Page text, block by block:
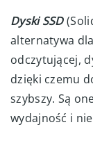
Dyski SSD
alternatywa
odczytującej,
dzięki czemu
szybszy. Są
wydajność i